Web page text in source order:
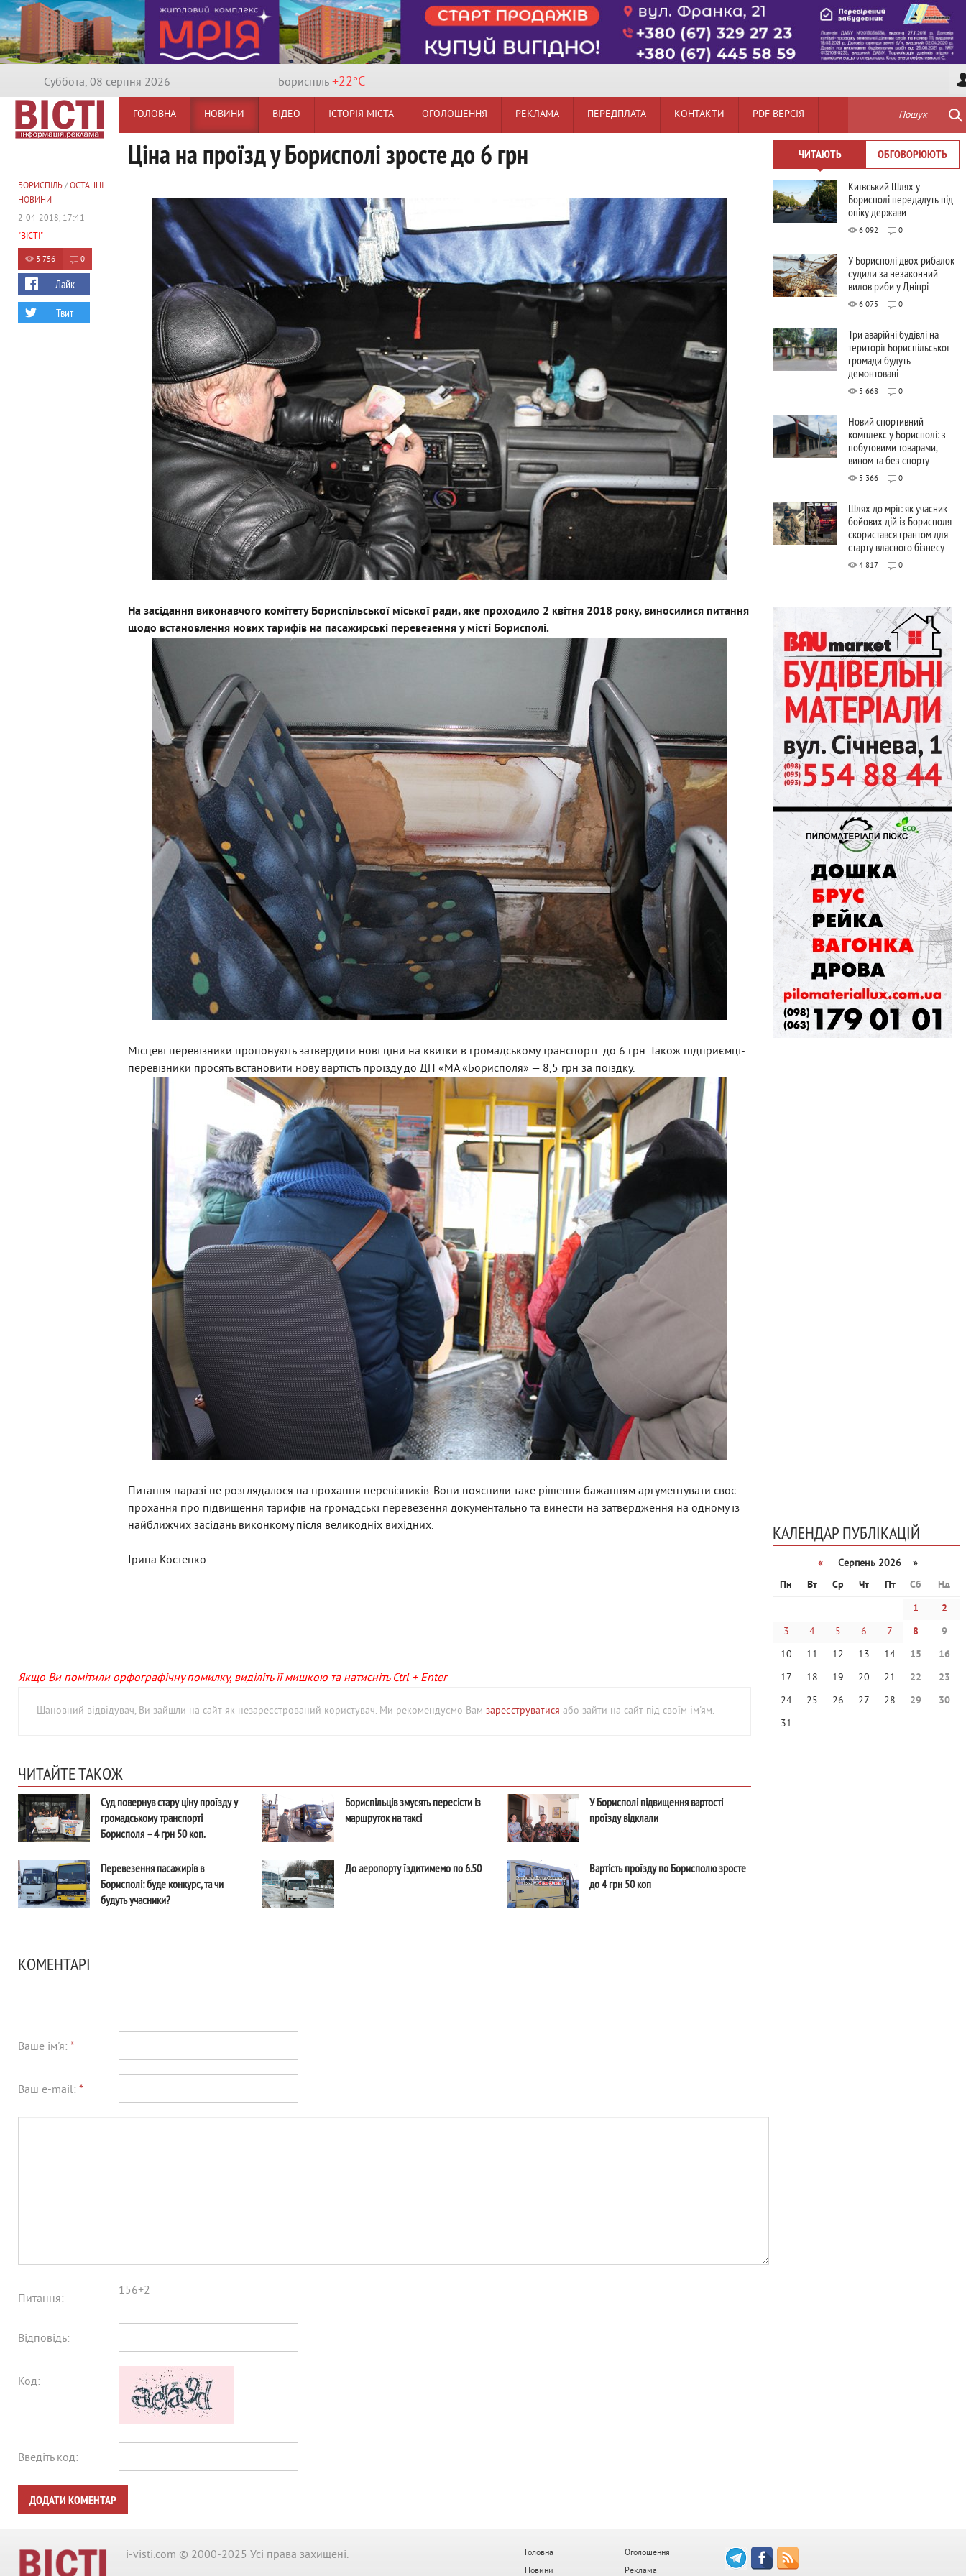
Суббота, 08 серпня 2026 Бориспiль +22°C
ГОЛОВНА НОВИНИ ВІДЕО ІСТОРІЯ МІСТА ОГОЛОШЕННЯ РЕКЛАМА ПЕРЕДПЛАТА КОНТАКТИ PDF ВЕРСІЯ Пошук
Ціна на проїзд у Борисполі зросте до 6 грн
На засідання виконавчого комітету Бориспільської міської ради, яке проходило 2 квітня 2018 року, виносилися питання
щодо встановлення нових тарифів на пасажирські перевезення у місті Борисполі.
Місцеві перевізники пропонують затвердити нові ціни на квитки в громадському транспорті: до 6 грн. Також підприємці-
перевізники просять встановити нову вартість проїзду до ДП «МА «Борисполя» — 8,5 грн за поїздку.
Питання наразі не розглядалося на прохання перевізників. Вони пояснили таке рішення бажанням аргументувати своє
прохання про підвищення тарифів на громадські перевезення документально та винести на затвердження на одному із
найближчих засідань виконкому після великодніх вихідних.
Ірина Костенко
БОРИСПІЛЬ/ ОСТАННІ
НОВИНИ
2-04-2018, 17:41
"ВІСТІ"
3 756 0
Лайк
Твит
Якщо Ви помітили орфографічну помилку, виділіть її мишкою та натисніть Ctrl + Enter
Шановний відвідувач, Ви зайшли на сайт як незареєстрований користувач. Ми рекомендуємо Вам зареєструватися або зайти на сайт під своїм ім'ям.
ЧИТАЙТЕ ТАКОЖ
Суд повернув стару ціну проїзду у
громадському транспорті
Борисполя – 4 грн 50 коп.
Бориспільців змусять пересісти із
маршруток на таксі
У Борисполі підвищення вартості
проїзду відклали
Перевезення пасажирів в
Борисполі: буде конкурс, та чи
будуть учасники?
До аеропорту їздитимемо по 6.50
Вартість проїзду по Борисполю зросте
до 4 грн 50 коп
КОМЕНТАРІ
Ваше ім'я: *
Ваш e-mail: *
Питання:
156+2
Відповідь:
Код:
Введіть код:
ДОДАТИ КОМЕНТАР
ЧИТАЮТЬ ОБГОВОРЮЮТЬ
Київський Шлях у
Борисполі передадуть під
опіку держави
6 092 0
У Борисполі двох рибалок
судили за незаконний
вилов риби у Дніпрі
6 075 0
Три аварійні будівлі на
території Бориспільської
громади будуть
демонтовані
5 668 0
Новий спортивний
комплекс у Борисполі: з
побутовими товарами,
вином та без спорту
5 366 0
Шлях до мрії: як учасник
бойових дій із Борисполя
скористався грантом для
старту власного бізнесу
4 817 0
КАЛЕНДАР ПУБЛІКАЦІЙ
«
Серпень 2026 »
Пн
Вт Ср Чт Пт Сб
Нд
1
2
3
4 5 6 7 8
9
10
11 12 13 14 15
16
17
18 19 20 21 22
23
24
25 26 27 28 29
30
31
i-visti.com © 2000-2025 Усі права захищені.
Головна
Новини
Оголошення
Реклама